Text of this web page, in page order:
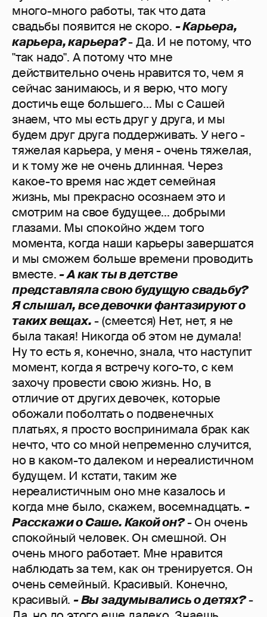
много-много работы, так что дата
свадьбы появится не скоро. - Карьера,
карьера, карьера?- Да. И не потому, что
"так надо". А потому что мне
действительно очень нравится то, чем я
сейчас занимаюсь, и я верю, что могу
достичь еще большего... Мы с Сашей
знаем, что мы есть друг у друга, и мы
будем друг друга поддерживать. У него -
тяжелая карьера, у меня - очень тяжелая,
и к тому же не очень длинная. Через
какое-то время нас ждет семейная
жизнь, мы прекрасно осознаем это и
смотрим на свое будущее... добрыми
глазами. Мы спокойно ждем того
момента, когда наши карьеры завершатся
и мы сможем больше времени проводить
вместе.- А как ты в детстве
представляла свою будущую свадьбу?
Я слышал, все девочки фантазируют о
таких вещах.- (смеется) Нет, нет, я не
была такая! Никогда об этом не думала!
Ну то есть я, конечно, знала, что наступит
момент, когда я встречу кого-то, с кем
захочу провести свою жизнь. Но, в
отличие от других девочек, которые
обожали поболтать о подвенечных
платьях, я просто воспринимала брак как
нечто, что со мной непременно случится,
но в каком-то далеком и нереалистичном
будущем. И кстати, таким же
нереалистичным оно мне казалось и
когда мне было, скажем, восемнадцать.-
Расскажи о Саше. Какой он?- Он очень
спокойный человек. Он смешной. Он
очень много работает. Мне нравится
наблюдать за тем, как он тренируется. Он
очень семейный. Красивый. Конечно,
красивый.- Вы задумывались о детях?-